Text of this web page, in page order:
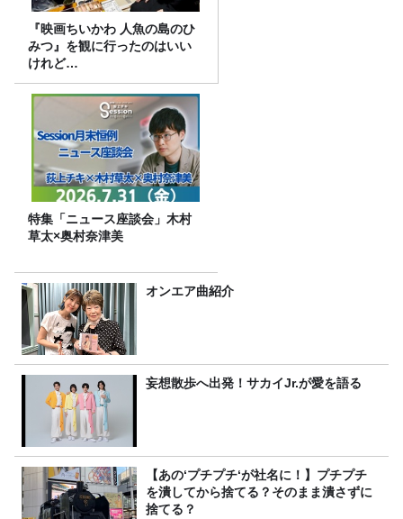
『映画ちいかわ 人魚の島のひ
みつ』を観に行ったのはいい
けれど…
特集「ニュース座談会」木村
草太×奥村奈津美
オンエア曲紹介
妄想散歩へ出発！サカイJr.が愛を語る
【あの‘プチプチ‘が社名に！】プチプチ
を潰してから捨てる？そのまま潰さずに
捨てる？